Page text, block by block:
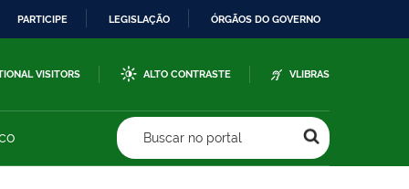
PARTICIPE LEGISLAÇÃO ÓRGÃOS DO GOVERNO
VISITORS ALTO CONTRASTE VLIBRAS
Buscar no portal